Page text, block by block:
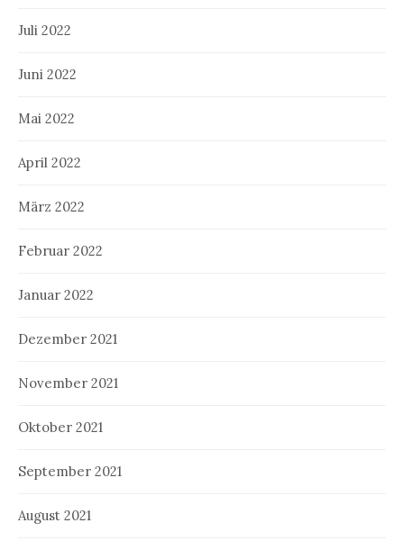
Juli 2022
Juni 2022
Mai 2022
April 2022
März 2022
Februar 2022
Januar 2022
Dezember 2021
November 2021
Oktober 2021
September 2021
August 2021